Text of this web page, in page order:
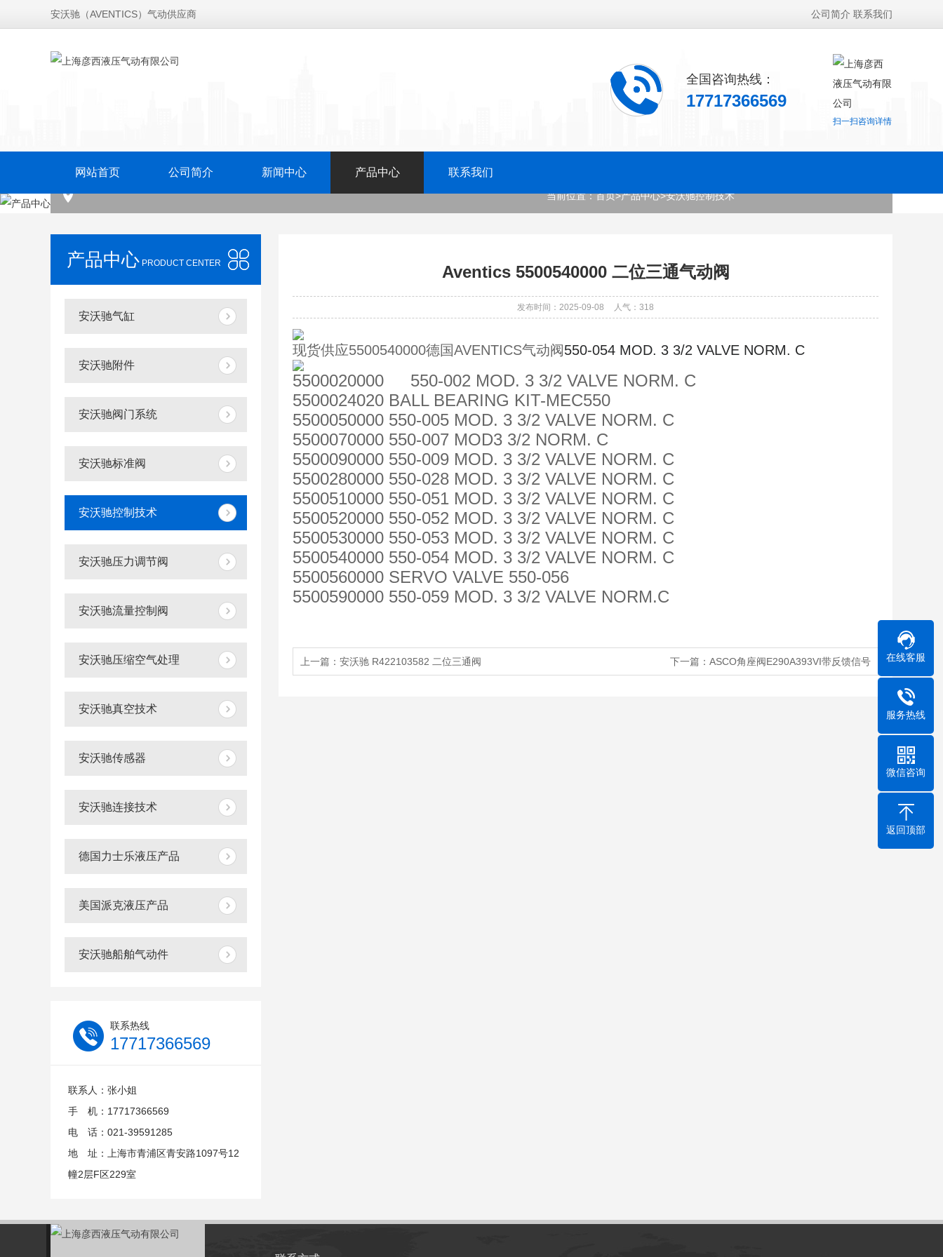
安沃驰（AVENTICS）气动供应商 公司简介 联系我们
扫一扫咨询详情
全国咨询热线：
17717366569
网站首页 公司简介 新闻中心 产品中心 联系我们
当前位置：首页>产品中心>安沃驰控制技术
产品中心 PRODUCT CENTER
安沃驰气缸
安沃驰附件
安沃驰阀门系统
安沃驰标准阀
安沃驰控制技术
安沃驰压力调节阀
安沃驰流量控制阀
安沃驰压缩空气处理
安沃驰真空技术
安沃驰传感器
安沃驰连接技术
德国力士乐液压产品
美国派克液压产品
安沃驰船舶气动件
联系热线
17717366569
联系人：张小姐
手 机：17717366569
电 话：021-39591285
地 址：上海市青浦区青安路1097号12
幢2层F区229室
Aventics 5500540000 二位三通气动阀
发布时间：2025-09-08 人气： 318
现货供应5500540000德国AVENTICS气动阀550-054 MOD. 3 3/2 VALVE NORM. C
5500020000
550-002 MOD. 3 3/2 VALVE NORM. C
5500024020 BALL BEARING KIT-MEC550
5500050000 550-005 MOD. 3 3/2 VALVE NORM. C
5500070000 550-007 MOD3 3/2 NORM. C
5500090000 550-009 MOD. 3 3/2 VALVE NORM. C
5500280000 550-028 MOD. 3 3/2 VALVE NORM. C
5500510000 550-051 MOD. 3 3/2 VALVE NORM. C
5500520000 550-052 MOD. 3 3/2 VALVE NORM. C
5500530000 550-053 MOD. 3 3/2 VALVE NORM. C
5500540000 550-054 MOD. 3 3/2 VALVE NORM. C
5500560000 SERVO VALVE 550-056
5500590000 550-059 MOD. 3 3/2 VALVE NORM.C
上一篇： 安沃驰 R422103582 二位三通阀 下一篇： ASCO角座阀E290A393VI带反馈信号 在线客服
服务热线
微信咨询
返回顶部